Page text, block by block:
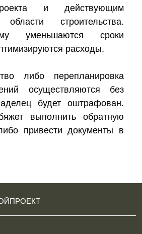
и действующим
строительства.
уменьшаются сроки
расходы.
либо перепланировка
осуществляются без
будет оштрафован.
выполнить обратную
привести документы в